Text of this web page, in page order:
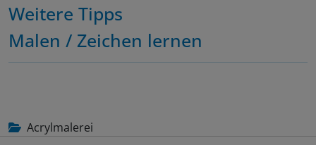
Weitere Tipps
Malen / Zeichen lernen
Acrylmalerei